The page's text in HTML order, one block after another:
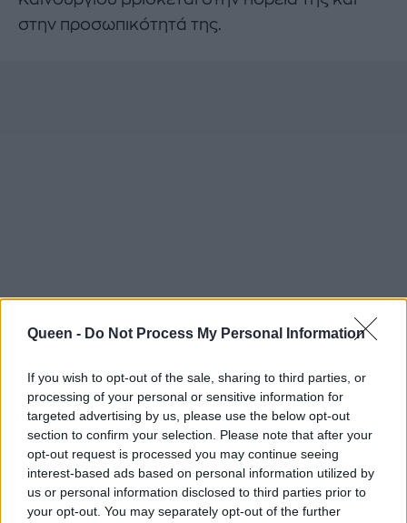
Queen - Do Not Process My Personal Information
If you wish to opt-out of the sale, sharing to third parties, or
processing of your personal or sensitive information for
targeted advertising by us, please use the below opt-out
section to confirm your selection. Please note that after your
opt-out request is processed you may continue seeing
interest-based ads based on personal information utilized by
us or personal information disclosed to third parties prior to
your opt-out. You may separately opt-out of the further
στην προσωπικότητά της.